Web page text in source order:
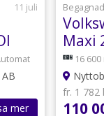
11 juli
Kamera
mer
Maxi
2x-16 600
fr. 1 782
110